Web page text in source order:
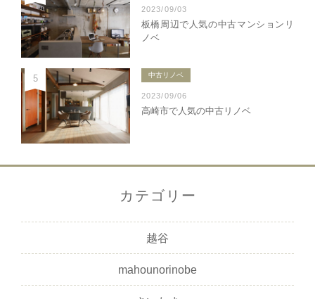
2023/09/03
板橋周辺で人気の中古マンションリ
ノベ
5 中古リノベ
2023/09/06
高崎市で人気の中古リノベ
カテゴリー
越谷
mahounorinobe